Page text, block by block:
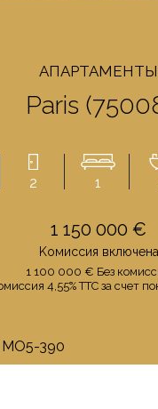
AПАРТАМЕНТЫ
Paris
2 1
1 150 000 €
Kомиссия включенa
1 100 000 € Бeз
4,55% TTC за счет
MO5-390